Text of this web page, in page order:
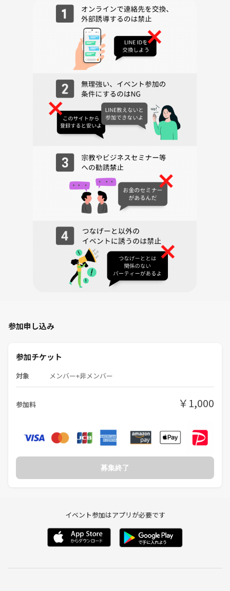
・勧誘やナンパ目的の方はご遠慮ください
・無断キャンセルはお控えください（体調不良などやむを得ない場合は
ご連絡いただければ大丈夫です！）
ご不明な点があればお気軽にメッセージください😊
みなさんのご参加、お待ちしています♫
参加申し込み
参加チケット
対象 メンバー+非メンバー
参加料 ￥1,000
募集終了
イベント参加はアプリが必要です